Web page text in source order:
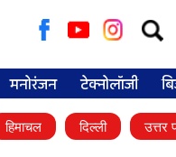
for:
मनोरंजन टेक्नोलॉजी
हिमाचल दिल्ली उत्तर